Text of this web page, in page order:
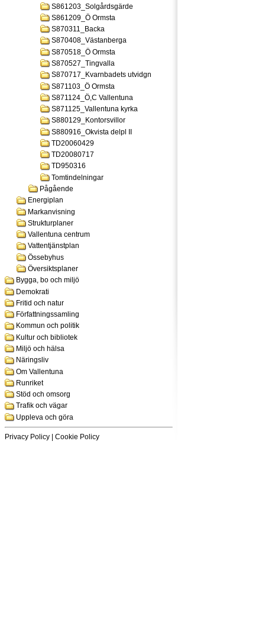
S861203_Solgårdsgärde
S861209_Ö Ormsta
S870311_Backa
S870408_Västanberga
S870518_Ö Ormsta
S870527_Tingvalla
S870717_Kvarnbadets utvidgn
S871103_Ö Ormsta
S871124_Ö,C Vallentuna
S871125_Vallentuna kyrka
S880129_Kontorsvillor
S880916_Okvista delpl II
TD20060429
TD20080717
TD950316
Tomtindelningar
Pågående
Energiplan
Markanvisning
Strukturplaner
Vallentuna centrum
Vattentjänstplan
Össebyhus
Översiktsplaner
Bygga, bo och miljö
Demokrati
Fritid och natur
Författningssamling
Kommun och politik
Kultur och bibliotek
Miljö och hälsa
Näringsliv
Om Vallentuna
Runriket
Stöd och omsorg
Trafik och vägar
Uppleva och göra
Privacy Policy Cookie Policy